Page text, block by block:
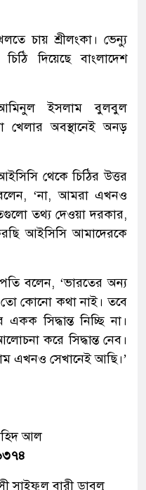
চায় শ্রীলংকা। ভেন্যু
দিয়েছে বাংলাদেশ
আমিনুল ইসলাম বুলবুল
খেলার অবস্থানেই অনড়
থেকে চিঠির উত্তর
‘না, আমরা এখনও
তথ্য দেওয়া দরকার,
আইসিসি আমাদেরকে
বলেন, ‘ভারতের অন্য
কোনো কথা নাই। তবে
সিদ্ধান্ত নিচ্ছি না।
করে সিদ্ধান্ত নেব।
এখনও সেখানেই আছি।’
আল
সাইফুল বারী ডাবলু